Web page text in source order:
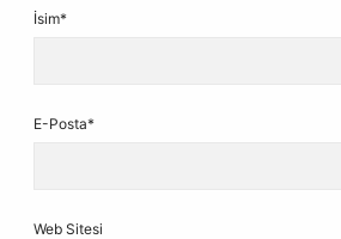
İsim*
E-Posta*
Web Sitesi